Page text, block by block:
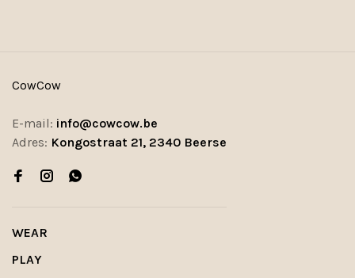
CowCow
E-mail: info@cowcow.be
Adres: Kongostraat 21, 2340 Beerse
WEAR
PLAY